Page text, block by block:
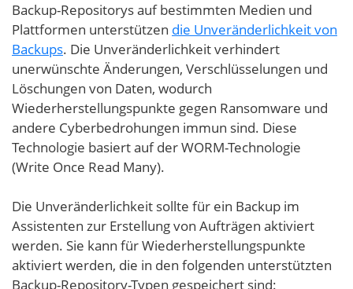
Backup-Repositorys auf bestimmten Medien und
Plattformen unterstützen die Unveränderlichkeit von
Backups. Die Unveränderlichkeit verhindert
unerwünschte Änderungen, Verschlüsselungen und
Löschungen von Daten, wodurch
Wiederherstellungspunkte gegen Ransomware und
andere Cyberbedrohungen immun sind. Diese
Technologie basiert auf der WORM-Technologie
(Write Once Read Many).
Die Unveränderlichkeit sollte für ein Backup im
Assistenten zur Erstellung von Aufträgen aktiviert
werden. Sie kann für Wiederherstellungspunkte
aktiviert werden, die in den folgenden unterstützten
Backup-Repository-Typen gespeichert sind: